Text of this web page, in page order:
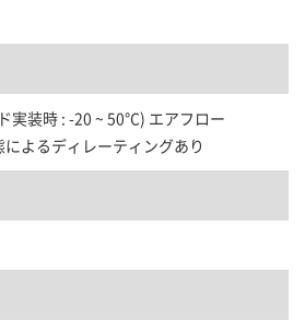
実装時 : -20 ~ 50°C) エアフロー
よるディレーティングあり